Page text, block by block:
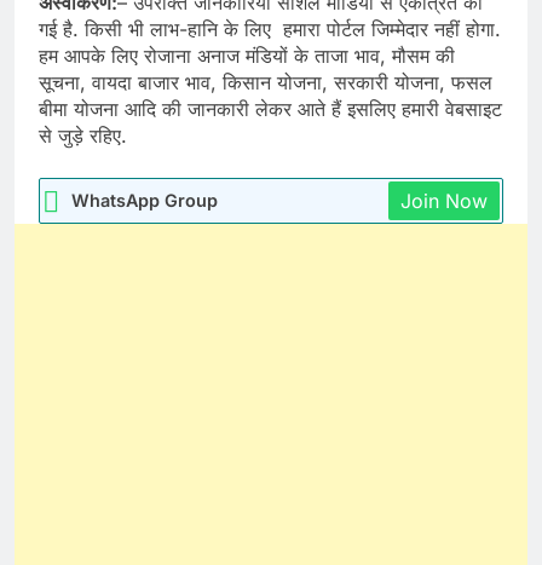
गई है. किसी भी लाभ-हानि के लिए हमारा पोर्टल जिम्मेदार नहीं होगा.
हम आपके लिए रोजाना अनाज मंडियों के ताजा भाव, मौसम की
सूचना, वायदा बाजार भाव, किसान योजना, सरकारी योजना, फसल
बीमा योजना आदि की जानकारी लेकर आते हैं इसलिए हमारी वेबसाइट
से जुड़े रहिए.
WhatsApp Group Join Now